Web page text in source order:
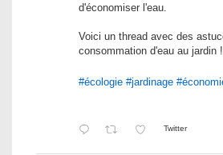
d'économiser l'eau.
Voici un thread avec des
consommation d'eau au jardin
#écologie #jardinage
Twitter